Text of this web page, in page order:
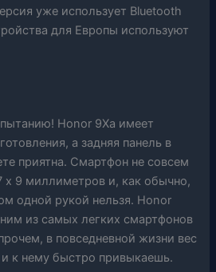
уже использует Bluetooth
для Европы используют
Honor 9Xа имеет
а задняя панель в
приятна. Смартфон не совсем
х 9 миллиметров и, как обычно,
одной рукой нельзя. Honor
из самых легких смартфонов
в повседневной жизни вес
к нему быстро привыкаешь.